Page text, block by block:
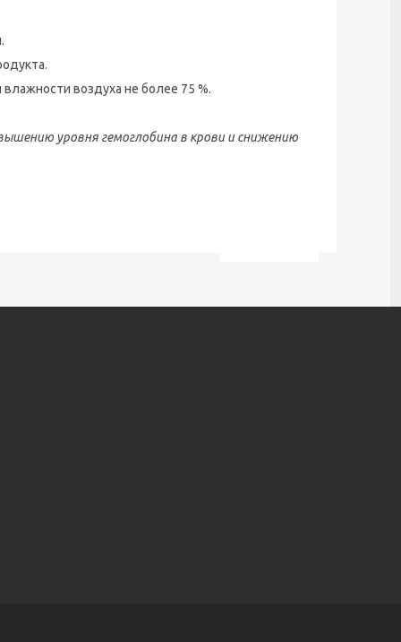
воздуха не более 75 %.
уровня гемоглобина в крови и снижению